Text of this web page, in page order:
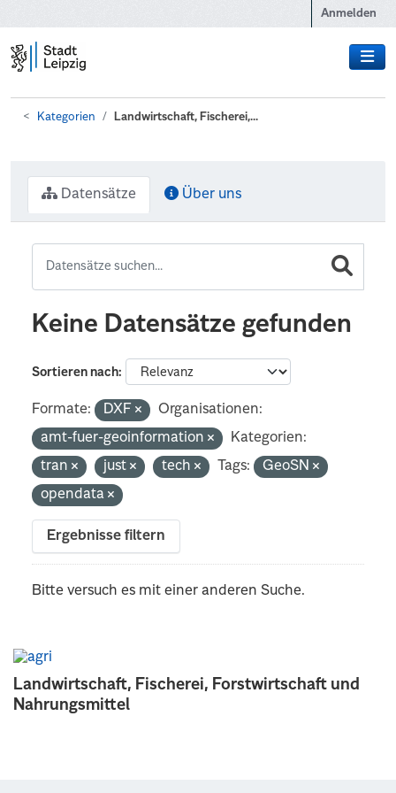
Anmelden
Kategorien Landwirtschaft, Fischerei,...
Landwirtschaft, Fischerei, Forstwirtschaft und
Nahrungsmittel
Datensätze Über uns
Keine Datensätze gefunden
Sortieren nach
Formate: DXF
Organisationen:
amt-fuer-geoinformation
Kategorien:
tran
just tech Tags:
GeoSN
opendata
Ergebnisse filtern
Bitte versuch es mit einer anderen Suche.